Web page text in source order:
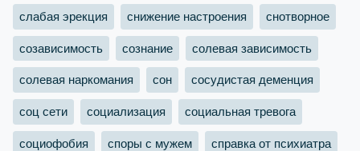
слабая эрекция снижение настроения снотворное
созависимость сознание солевая зависимость
солевая наркомания сон сосудистая деменция
соц сети социализация социальная тревога
социофобия споры с мужем справка от психиатра